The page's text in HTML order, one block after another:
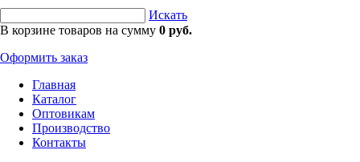
Искать
В корзине товаров на сумму 0 руб.
Оформить заказ
Главная
Каталог
Оптовикам
Производство
Контакты